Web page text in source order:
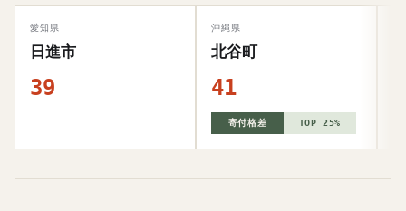
愛知県
日進市
39
沖縄県
北谷町
41
寄付格差 TOP 25%